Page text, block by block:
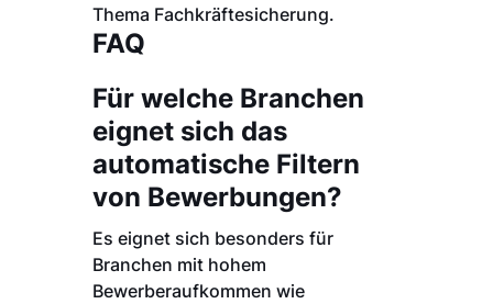
Thema Fachkräftesicherung.
FAQ
Für welche Branchen
eignet sich das
automatische Filtern
von Bewerbungen?
Es eignet sich besonders für
Branchen mit hohem
Bewerberaufkommen wie